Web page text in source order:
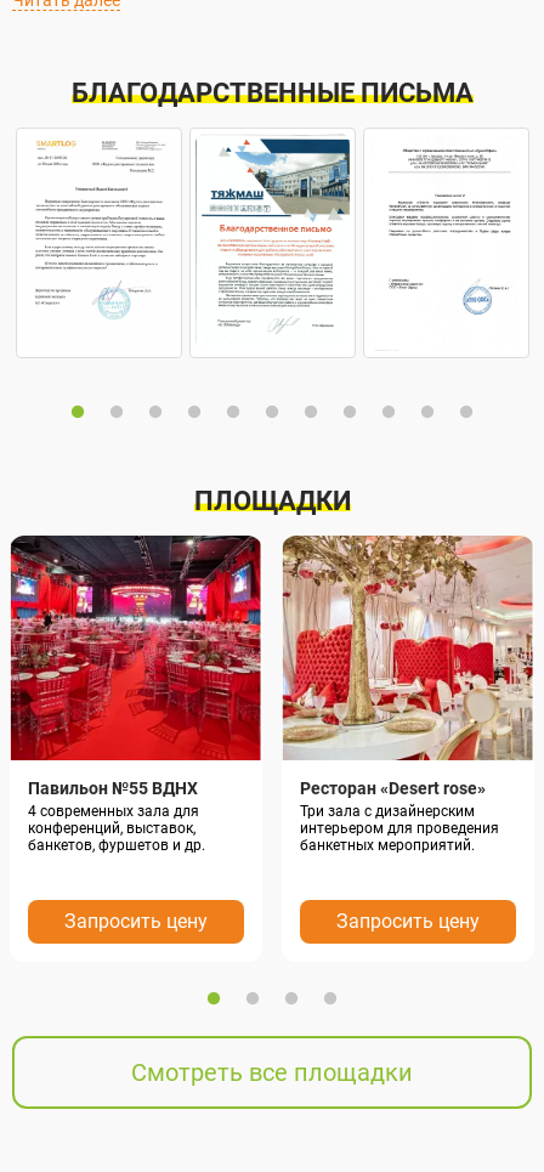
БЛАГОДАРСТВЕННЫЕ ПИСЬМА
ПЛОЩАДКИ
Павильон №55 ВДНХ
4 современных зала для
конференций, выставок,
банкетов, фуршетов и др.
Запросить цену
Ресторан «Desert rose»
Три зала с дизайнерским
интерьером для проведения
банкетных мероприятий.
Запросить цену
Смотреть все площадки